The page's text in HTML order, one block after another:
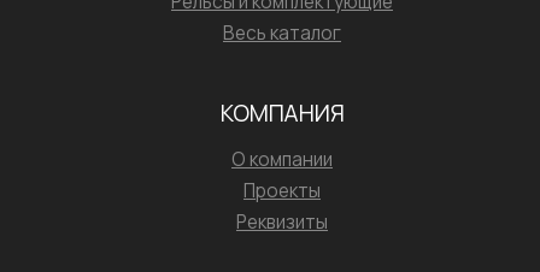
Весь каталог
КОМПАНИЯ
О компании
Проекты
Реквизиты